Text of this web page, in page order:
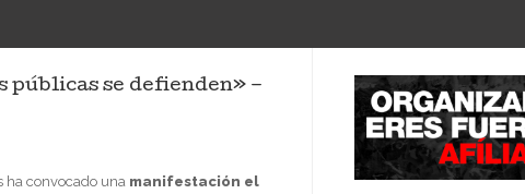
públicas se defienden» –
ha convocado una manifestación el